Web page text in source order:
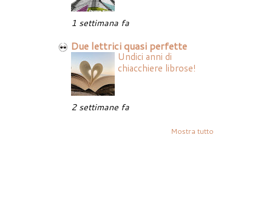
1 settimana fa
Due lettrici quasi perfette
Undici anni di
chiacchiere librose!
2 settimane fa
Mostra tutto